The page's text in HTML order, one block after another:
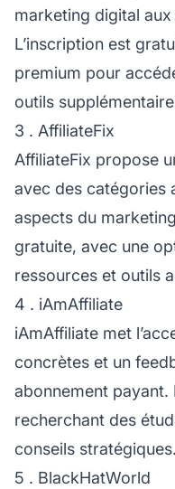
marketing digital
L’inscription est
premium pour
outils
3 . AffiliateFix
AffiliateFix propose
avec des catégories
aspects du
gratuite, avec une
ressources et outils
4 . iAmAffiliate
iAmAffiliate met
concrètes et un
abonnement
recherchant des
conseils stratégiques.
5 . BlackHatWorld